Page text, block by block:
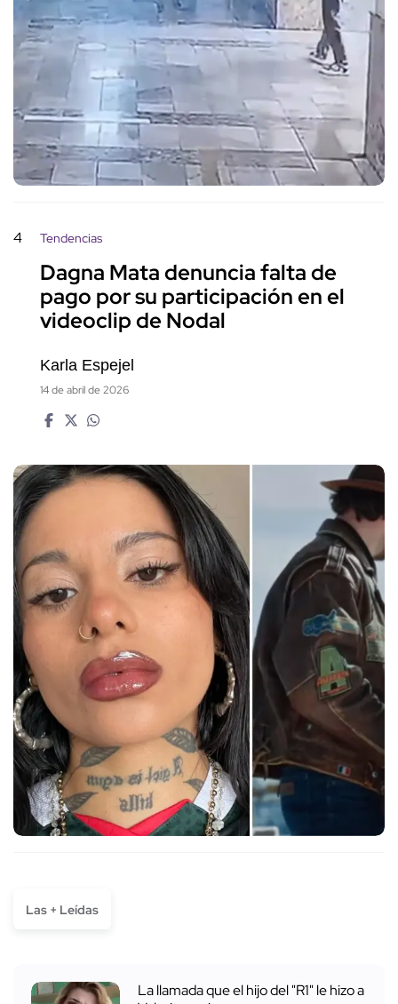
4 Tendencias
Dagna Mata denuncia falta de
pago por su participación en el
videoclip de Nodal
Karla Espejel
14 de abril de 2026
Las + Leídas
La llamada que el hijo del "R1" le hizo a